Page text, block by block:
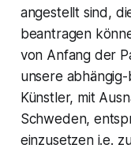
angestellt sind,
beantragen
von Anfang der
unsere
Künstler, mit
Schweden,
einzusetzen i.e.